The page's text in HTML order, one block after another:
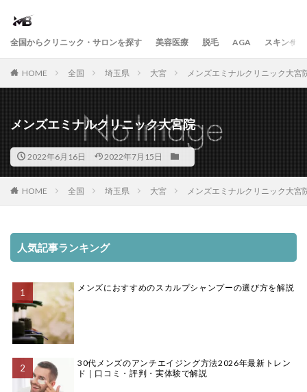
全国からクリニック・サロンを探す 美容医療 脱毛 AGA スキンケア
HOME 全国 埼玉県 大宮 メンズエミナルクリニック大宮
メンズエミナルクリニック大宮院
2022年6月16日 2022年7月15日
HOME 全国 埼玉県 大宮 メンズエミナルクリニック大宮
人気記事ランキング
メンズにおすすめのスカルプシャンプーの選び方を解説
30代メンズのアンチエイジング方法2026年最新トレン
ド｜口コミ・評判・実体験で解説